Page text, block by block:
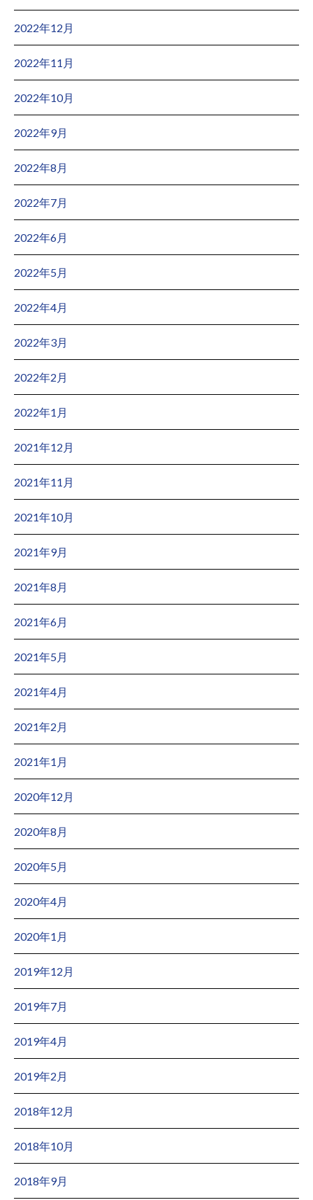
2022年12月
2022年11月
2022年10月
2022年9月
2022年8月
2022年7月
2022年6月
2022年5月
2022年4月
2022年3月
2022年2月
2022年1月
2021年12月
2021年11月
2021年10月
2021年9月
2021年8月
2021年6月
2021年5月
2021年4月
2021年2月
2021年1月
2020年12月
2020年8月
2020年5月
2020年4月
2020年1月
2019年12月
2019年7月
2019年4月
2019年2月
2018年12月
2018年10月
2018年9月